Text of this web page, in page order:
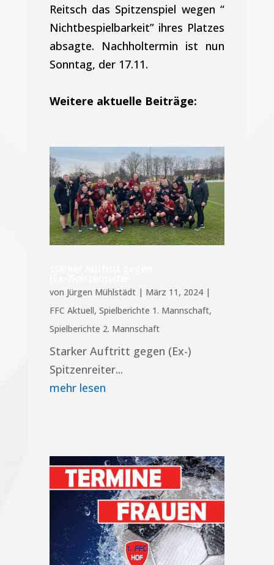
Reitsch das Spitzenspiel wegen “
Nichtbespielbarkeit” ihres Platzes
absagte. Nachholtermin ist nun
Sonntag, der 17.11.
Weitere aktuelle Beiträge:
von Jürgen Mühlstädt| März 11, 2024|
FFC Aktuell, Spielberichte 1. Mannschaft,
Spielberichte 2. Mannschaft
Starker Auftritt gegen (Ex-)
Spitzenreiter...
mehr lesen